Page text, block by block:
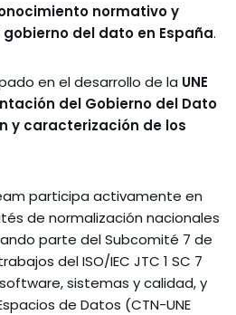
normativo y
del dato en España.
en el desarrollo de la UNE
del Gobierno del Dato
y caracterización de los
participa activamente en
de normalización nacionales
parte del Subcomité 7 de
del ISO/IEC JTC 1 SC 7
sistemas y calidad, y
de Datos (CTN-UNE